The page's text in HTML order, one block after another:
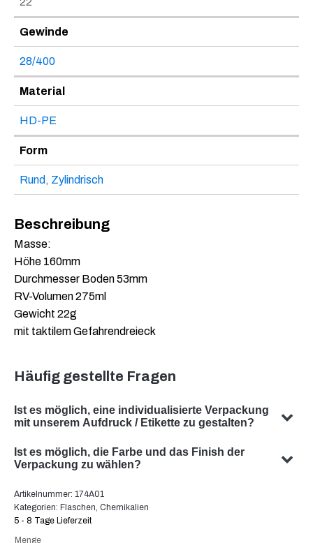
Gewinde
28/400
Material
HD-PE
Form
Rund , Zylindrisch
Beschreibung
Masse:
Höhe 160mm
Durchmesser Boden 53mm
RV-Volumen 275ml
Gewicht 22g
mit taktilem Gefahrendreieck
Häufig gestellte Fragen
Ist es möglich, eine individualisierte Verpackung
mit unserem Aufdruck / Etikette zu gestalten?
Ihrem Sujet gestalten. Unser Team ist darauf
zu entwickeln, die Ihren spezifischen Anforderungen
entsprechen.
Ist es möglich, die Farbe und das Finish der
Verpackung zu wählen?
Verpackung ist in vielen Fällen möglich. Unser Team
beratet Sie gerne um die optimale Farbe und Oberfläche
für ihre Produktverpackung zu finden.
Artikelnummer: 174A01
Kategorien: Flaschen, Chemikalien
5 - 8 Tage Lieferzeit
Menge